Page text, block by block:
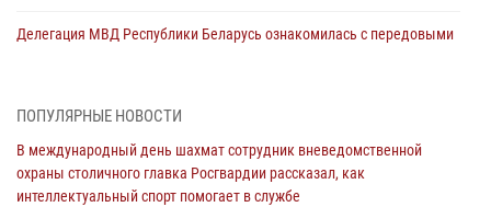
Делегация МВД Республики Беларусь ознакомилась с передовыми
боевому самбо. (видео)
04 августа 2026, 14:00
ПОПУЛЯРНЫЕ НОВОСТИ
В международный день шахмат сотрудник вневедомственной
охраны столичного главка Росгвардии рассказал, как
интеллектуальный спорт помогает в службе